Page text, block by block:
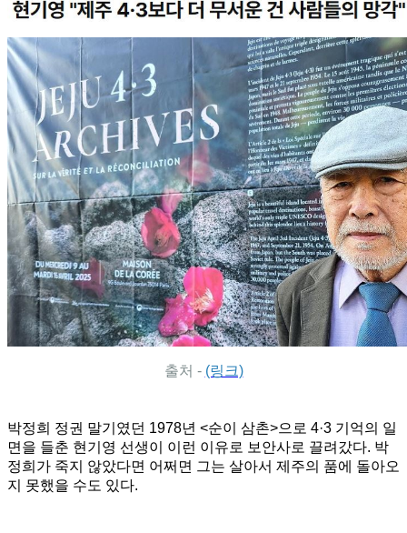
출처 - (링크)
박정희 정권 말기였던 1978년 <순이 삼촌>으로 4·3 기억의 일
면을 들춘 현기영 선생이 이런 이유로 보안사로 끌려갔다. 박
정희가 죽지 않았다면 어쩌면 그는 살아서 제주의 품에 돌아오
지 못했을 수도 있다.